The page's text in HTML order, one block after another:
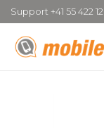
Support +41 55 422